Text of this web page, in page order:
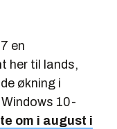
en
her til lands,
økning i
10-
om i august i